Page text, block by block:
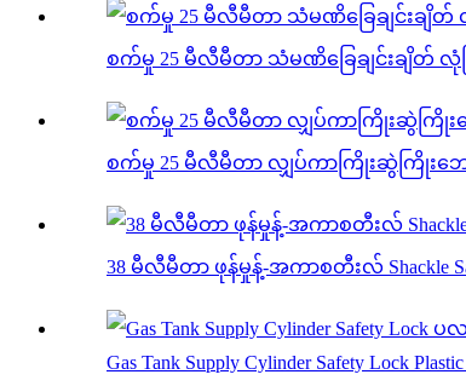
စက်မှု 25 မီလီမီတာ သံမဏိခြေချင်းချိတ်
စက်မှု 25 မီလီမီတာ လျှပ်ကာကြိုးဆွဲကြိုးဘေ
38 မီလီမီတာ ဖုန်မှုန့်-အကာစတီးလ် Shackle
Gas Tank Supply Cylinder Safety Lock Plastic